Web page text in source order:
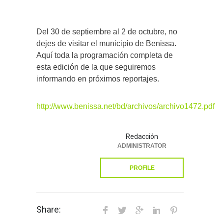
Del 30 de septiembre al 2 de octubre, no
dejes de visitar el municipio de Benissa.
Aquí toda la programación completa de
esta edición de la que seguiremos
informando en próximos reportajes.
http://www.benissa.net/bd/archivos/archivo1472.pdf
Redacción
ADMINISTRATOR
PROFILE
Share: